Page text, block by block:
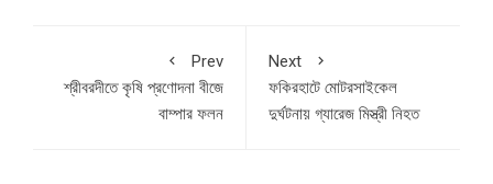
Prev
শ্রীবরদীতে কৃষি প্রণোদনা বীজে
বাম্পার ফলন
Next
ফকিরহাটে মোটরসাইকেল
দুর্ঘটনায় গ্যারেজ মিস্ত্রী নিহত